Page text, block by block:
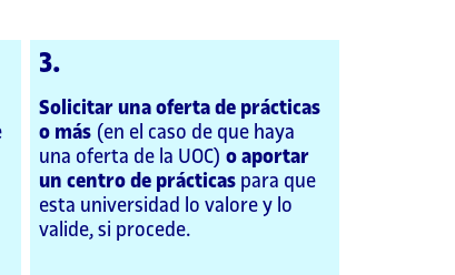
3.
Solicitar una oferta de prácticas
o más (en el caso de que haya
una oferta de la UOC) o aportar
un centro de prácticas para que
esta universidad lo valore y lo
valide, si procede.